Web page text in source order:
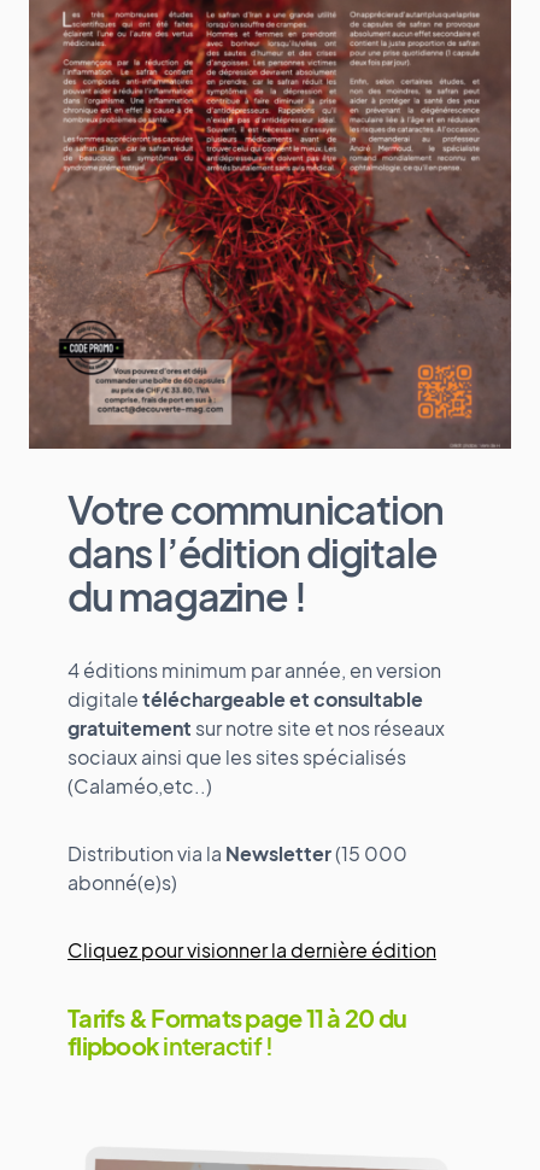
Votre communication
dans l’édition digitale
du magazine !
4 éditions minimum par année, en version
digitaletéléchargeable et consultable
gratuitement sur notre site et nos réseaux
sociaux ainsi que les sites spécialisés
(Calaméo,etc..)
Distribution via la Newsletter(15 000
abonné(e)s)
Cliquez pour visionner la dernière édition
Tarifs & Formats page 11 à 20 du
flipbookinteractif !